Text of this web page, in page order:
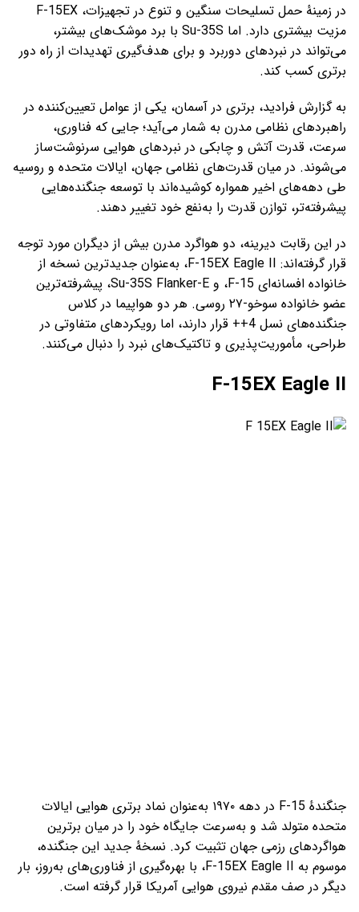
در زمینهٔ حمل تسلیحات سنگین و تنوع در تجهیزات، F-15EX
مزیت بیشتری دارد. اما Su-35S با برد موشک‌های بیشتر،
می‌تواند در نبردهای دوربرد و برای هدف‌گیری تهدیدات از راه دور
برتری کسب کند.
به گزارش فرادید، برتری در آسمان، یکی از عوامل تعیین‌کننده در
راهبردهای نظامی مدرن به شمار می‌آید؛ جایی که فناوری،
سرعت، قدرت آتش و چابکی در نبردهای هوایی سرنوشت‌ساز
می‌شوند. در میان قدرت‌های نظامی جهان، ایالات متحده و روسیه
طی دهه‌های اخیر همواره کوشیده‌اند با توسعه جنگنده‌هایی
پیشرفته‌تر، توازن قدرت را به‌نفع خود تغییر دهند.
در این رقابت دیرینه، دو هواگرد مدرن بیش از دیگران مورد توجه
قرار گرفته‌اند: F-15EX Eagle II، به‌عنوان جدیدترین نسخه از
خانواده افسانه‌ای F-15، و Su-35S Flanker-E، پیشرفته‌ترین
عضو خانواده سوخو-۲۷ روسی. هر دو هواپیما در کلاس
جنگنده‌های نسل 4++ قرار دارند، اما رویکردهای متفاوتی در
طراحی، مأموریت‌پذیری و تاکتیک‌های نبرد را دنبال می‌کنند.
F-15EX Eagle II
جنگندهٔ F-15 در دهه ۱۹۷۰ به‌عنوان نماد برتری هوایی ایالات
متحده متولد شد و به‌سرعت جایگاه خود را در میان برترین
هواگردهای رزمی جهان تثبیت کرد. نسخهٔ جدید این جنگنده،
موسوم به F-15EX Eagle II، با بهره‌گیری از فناوری‌های به‌روز، بار
دیگر در صف مقدم نیروی هوایی آمریکا قرار گرفته است.